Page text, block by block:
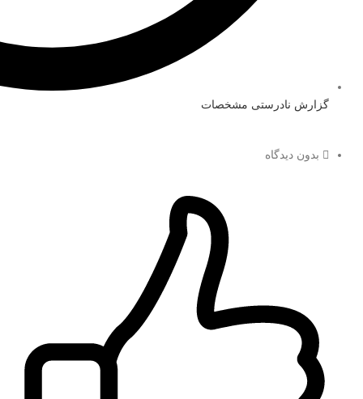
گزارش نادرستی مشخصات
بدون دیدگاه